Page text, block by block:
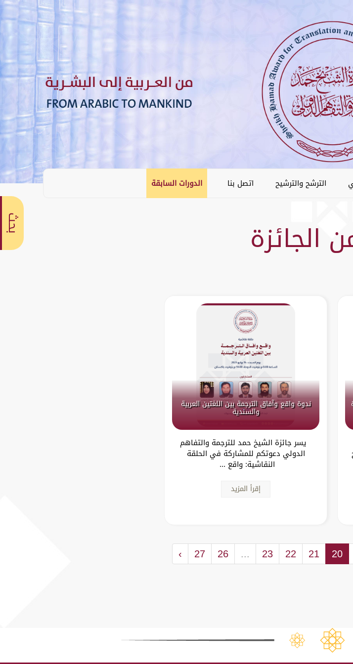
الترشح والترشيح اتصل بنا الدورات السابقة
الجائزة
ندوة واقع وآفاق الترجمة بين اللغتين العربية
والسندية
يسر جائزة الشيخ حمد للترجمة والتفاهم
الدولي دعوتكم للمشاركة في الحلقة
النقاشية: واقع ...
إقرأ المزيد
20
21
22
23
...
26
27
›
بحث